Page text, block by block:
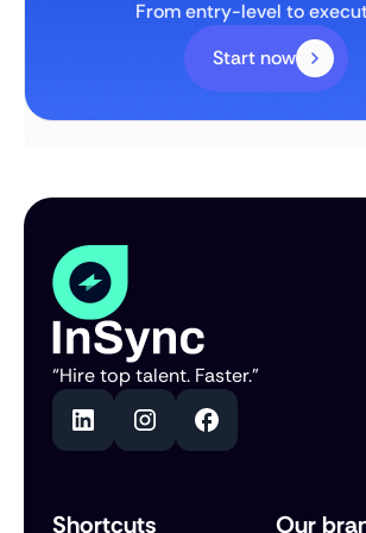
From entry-level to
Start now
“Hire top talent. Faster.”
Shortcuts Our